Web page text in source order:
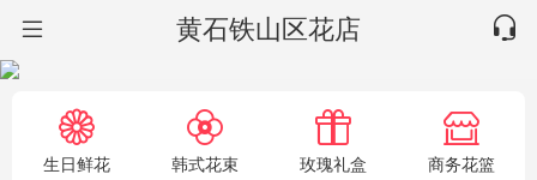
黄石铁山区花店
生日鲜花 韩式花束 玫瑰礼盒 商务花篮